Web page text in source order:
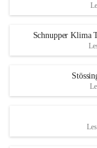
Schnupper Klima